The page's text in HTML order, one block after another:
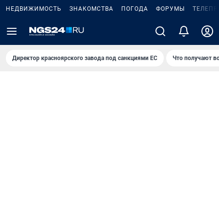
НЕДВИЖИМОСТЬ ЗНАКОМСТВА ПОГОДА ФОРУМЫ
Директор красноярского завода под санкциями ЕС Что получают